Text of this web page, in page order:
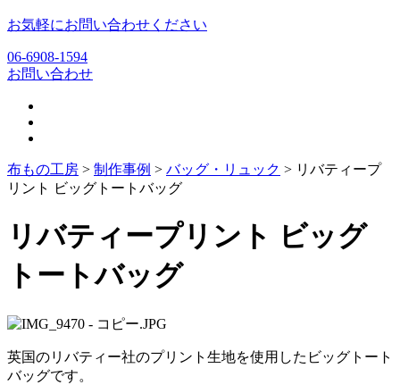
お気軽にお問い合わせください
06-6908-1594
お問い合わせ
布もの工房 > 制作事例 > バッグ・リュック > リバティープ
リント ビッグトートバッグ
リバティープリント ビッグ
トートバッグ
英国のリバティー社のプリント生地を使用したビッグトート
バッグです。